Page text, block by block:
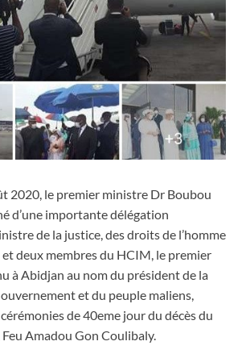
2020, le premier ministre Dr Boubou
d’une importante délégation
de la justice, des droits de l’homme
et deux membres du HCIM, le premier
à Abidjan au nom du président de la
et du peuple maliens,
de 40eme jour du décès du
Amadou Gon Coulibaly.